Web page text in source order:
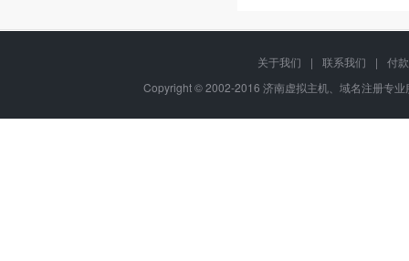
关于我们 | 联系我们 |
付
Copyright © 2002-2016 济南虚拟主机、域名注册专